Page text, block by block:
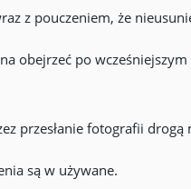
z pouczeniem, że
obejrzeć po
przesłanie fotografii drogą
są w używane.